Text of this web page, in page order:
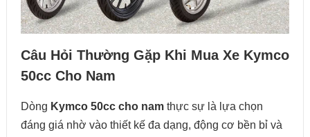
Câu Hỏi Thường Gặp Khi Mua Xe Kymco
50cc Cho Nam
Dòng Kymco 50cc cho namthực sự là lựa chọn
đáng giá nhờ vào thiết kế đa dạng, động cơ bền bỉ và